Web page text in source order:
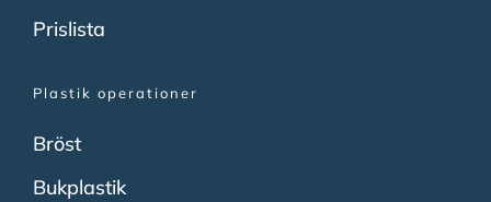
Prislista
Plastik operationer
Bröst
Bukplastik